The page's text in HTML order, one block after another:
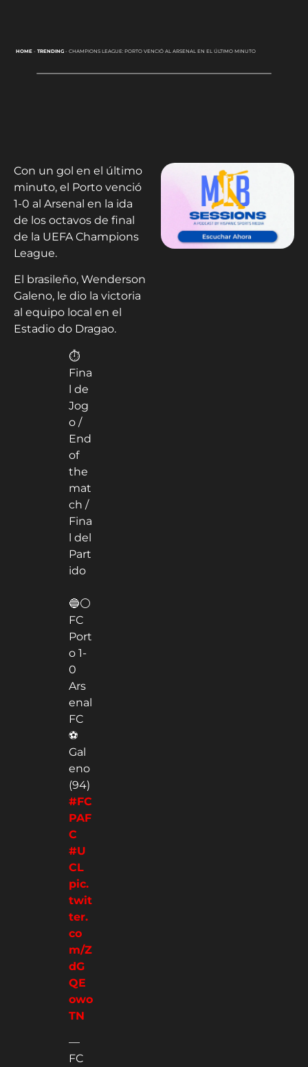
HOME- TRENDING- CHAMPIONS LEAGUE: PORTO VENCIÓ AL ARSENAL EN EL ÚLTIMO MINUTO
Con un gol en el último
minuto, el Porto venció
1-0 al Arsenal en la ida
de los octavos de final
de la UEFA Champions
League.
El brasileño, Wenderson
Galeno, le dio la victoria
al equipo local en el
Estadio do Dragao.
⏱
Fina
l de
Jog
o /
End
of
the
mat
ch /
Fina
l del
Part
ido
🔵⚪
FC
Port
o 1-
0
Ars
enal
FC
⚽
Gal
eno
(94)
#FC
PAF
C
#U
CL
pic.
twit
ter.
co
m/Z
dG
QE
owo
TN
—
FC